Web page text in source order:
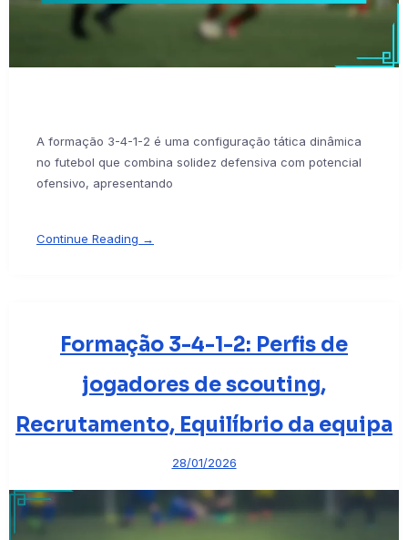
A formação 3-4-1-2 é uma configuração tática dinâmica
no futebol que combina solidez defensiva com potencial
ofensivo, apresentando
Continue Reading →
Formação 3-4-1-2: Perfis de
jogadores de scouting,
Recrutamento, Equilíbrio da equipa
28/01/2026